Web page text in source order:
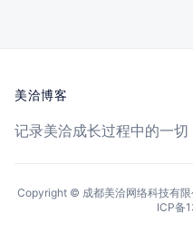
美洽博客
记录美洽成长过程中的一切
Copyright © 成都美洽网络科技有限
ICP备